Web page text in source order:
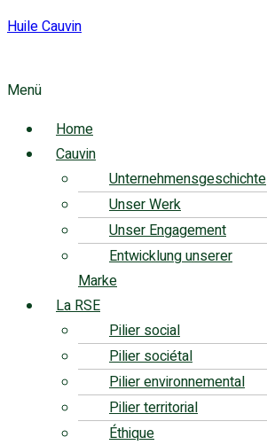
Huile Cauvin
Menü
Home
Cauvin
Unternehmensgeschichte
Unser Werk
Unser Engagement
Entwicklung unserer
Marke
La RSE
Pilier social
Pilier sociétal
Pilier environnemental
Pilier territorial
Éthique